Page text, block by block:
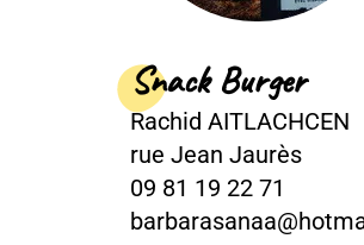
Snack Burger
Rachid AITLACHCEN
rue Jean Jaurès
09 81 19 22 71
barbarasanaa@hotmail.fr